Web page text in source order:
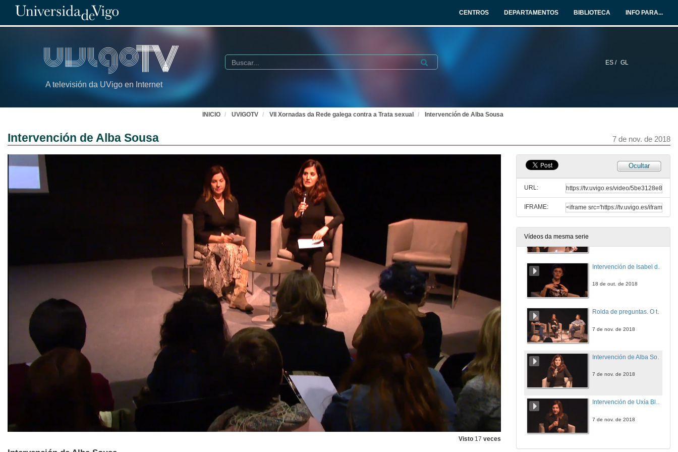
CENTROS DEPARTAMENTOS BIBLIOTECA INFO PARA...
A televisión da UVigo en Internet
ES / GL
Buscar Submit
INICIO UVIGOTV VII Xornadas da Rede galega contra a Trata sexual Intervención de Alba Sousa
Intervención de Alba Sousa 7 de nov. de 2018
Visto 17 veces
Ocultar
URL:
IFRAME:
Vídeos da mesma serie
25 de out. de 2018
7 de nov. de 2018
18 de out. de 2018
Rolda de preguntas. O tratameto da prostitución dende a industria cultural e mediática: hacia onde imos?
7 de nov. de 2018
7 de nov. de 2018
Intervención de Uxía Blanco
7 de nov. de 2018